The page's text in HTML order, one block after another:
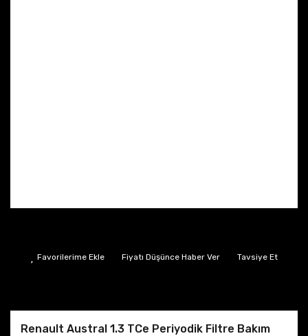
Fiyatı Düşünce Haber Ver Tavsiye Et
Renault Austral 1.3 TCe Periyodik Filtre Bakım